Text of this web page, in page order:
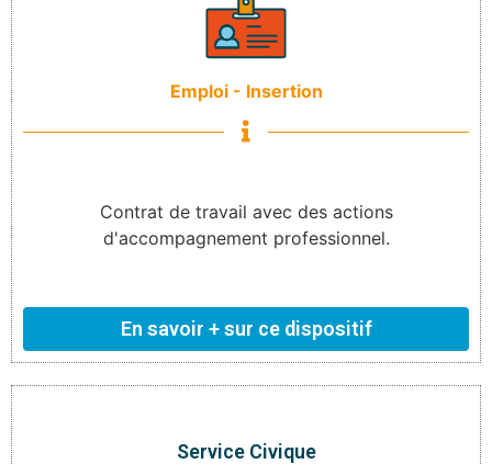
Emploi - Insertion
Contrat de travail avec des actions
d'accompagnement professionnel.
En savoir + sur ce dispositif
Service Civique